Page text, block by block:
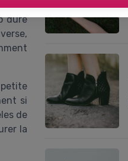
dure
si
de
la